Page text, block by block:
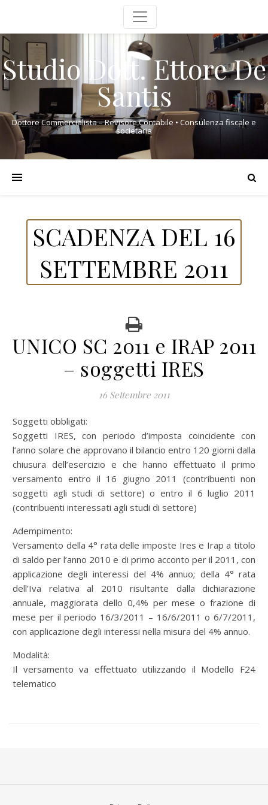
Studio Dott. Ettore De
Santis
Dottore Commercialista – Revisore Contabile • Consulenza fiscale e
societaria
SCADENZA DEL 16
SETTEMBRE 2011
UNICO SC 2011 e IRAP 2011
– soggetti IRES
16 Settembre 2011
Soggetti obbligati:
Soggetti IRES, con periodo d’imposta coincidente con
l’anno solare che approvano il bilancio entro 120 giorni dalla
chiusura dell’esercizio e che hanno effettuato il primo
versamento entro il 16 giugno 2011 (contribuenti non
soggetti agli studi di settore) o entro il 6 luglio 2011
(contribuenti interessati agli studi di settore)
Adempimento:
Versamento della 4° rata delle imposte Ires e Irap a titolo
di saldo per l’anno 2010 e di primo acconto per il 2011, con
applicazione degli interessi del 4% annuo; della 4° rata
dell’Iva relativa al 2010 risultante dalla dichiarazione
annuale, maggiorata dello 0,4% per mese o frazione di
mese per il periodo 16/3/2011 – 16/6/2011 o 6/7/2011,
con applicazione degli interessi nella misura del 4% annuo.
Modalità:
Il versamento va effettuato utilizzando il Modello F24
telematico